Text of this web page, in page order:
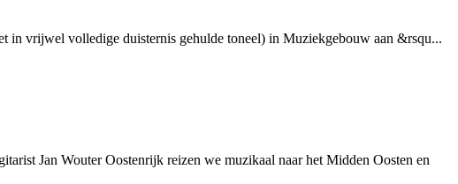
in vrijwel volledige duisternis gehulde toneel) in Muziekgebouw aan &rsqu...
Jan Wouter Oostenrijk reizen we muzikaal naar het Midden Oosten en